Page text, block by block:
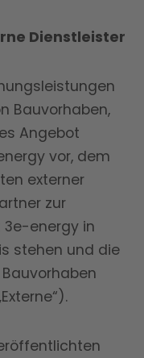
Dienstleister
Bauvorhaben,
Angebot
vor, dem
externer
zur
3e-energy in
stehen und die